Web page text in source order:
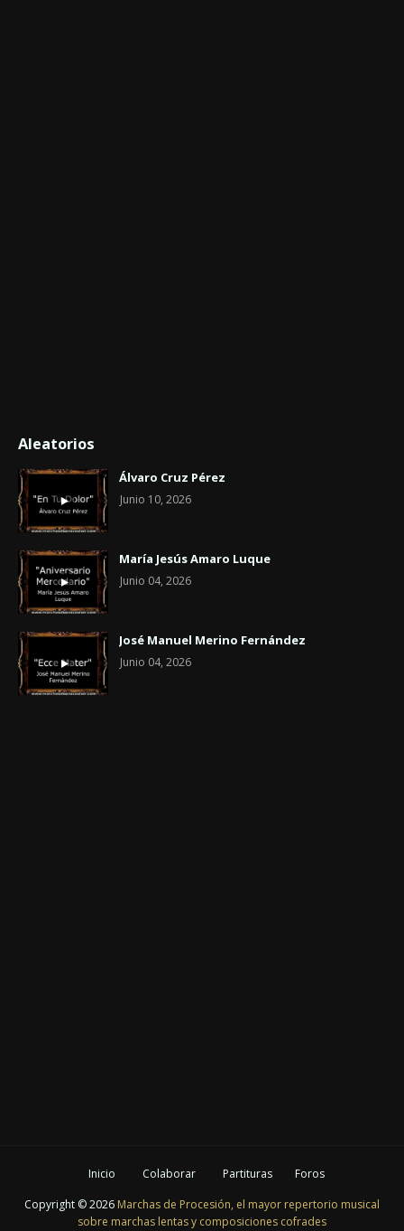
Aleatorios
Álvaro Cruz Pérez
Junio 10, 2026
María Jesús Amaro Luque
Junio 04, 2026
José Manuel Merino Fernández
Junio 04, 2026
Inicio Colaborar Partituras
Foros
Copyright ©2026 Marchas de Procesión, el mayor repertorio musical
sobre marchas lentas y composiciones cofrades